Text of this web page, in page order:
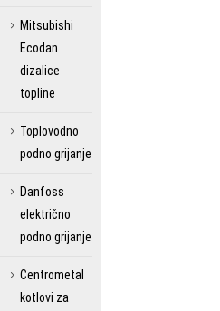
Mitsubishi
Ecodan
dizalice
topline
Toplovodno
podno grijanje
Danfoss
električno
podno grijanje
Centrometal
kotlovi za